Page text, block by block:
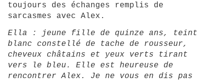
toujours des échanges remplis de
sarcasmes avec Alex.
Ella : jeune fille de quinze ans, teint
blanc constellé de tache de rousseur,
cheveux châtains et yeux verts tirant
vers le bleu. Elle est heureuse de
rencontrer Alex. Je ne vous en dis pas